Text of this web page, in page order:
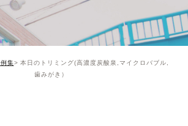
集
本日のトリミング(高濃度炭酸泉,マイクロバブル,
歯みがき）